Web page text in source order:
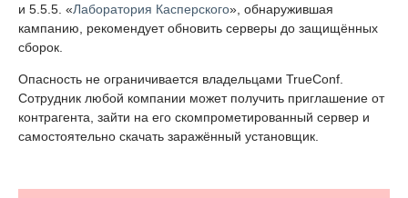
и 5.5.5. «Лаборатория Касперского», обнаружившая
кампанию, рекомендует обновить серверы до защищённых
сборок.
Опасность не ограничивается владельцами TrueConf.
Сотрудник любой компании может получить приглашение от
контрагента, зайти на его скомпрометированный сервер и
самостоятельно скачать заражённый установщик.